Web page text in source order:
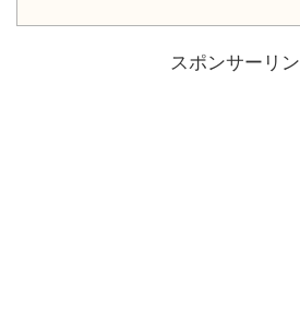
スポンサーリ